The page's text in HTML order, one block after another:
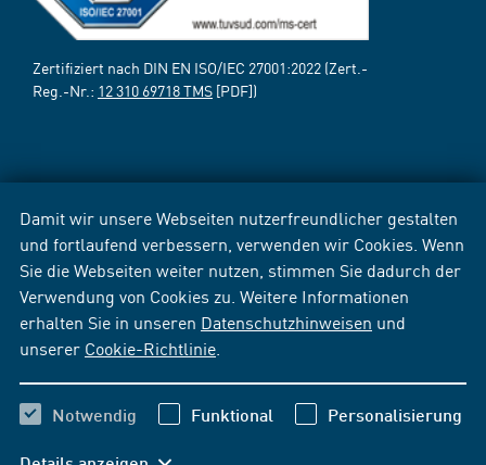
Damit wir unsere Webseiten nutzerfreundlicher gestalten
und fortlaufend verbessern, verwenden wir Cookies. Wenn
Sie die Webseiten weiter nutzen, stimmen Sie dadurch der
Verwendung von Cookies zu. Weitere Informationen
erhalten Sie in unseren Datenschutzhinweisen und
unserer Cookie-Richtlinie
Notwendig Funktional Personalisierung
Zertifiziert nach DIN EN ISO/IEC 27001:2022 (Zert.-
Reg.-Nr.: 12 310 69718 TMS [PDF])